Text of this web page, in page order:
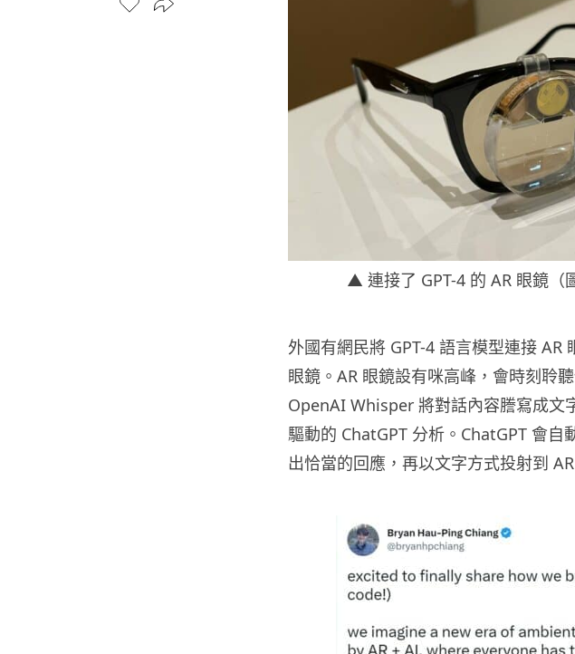
▲ 連接了 GPT-4 的 AR 眼鏡（
外國有網民將 GPT-4 語言模型連接 AR
眼鏡。AR 眼鏡設有咪高峰，會時刻聆
OpenAI Whisper 將對話內容謄寫成文
驅動的 ChatGPT 分析。ChatGPT 會自
出恰當的回應，再以文字方式投射到